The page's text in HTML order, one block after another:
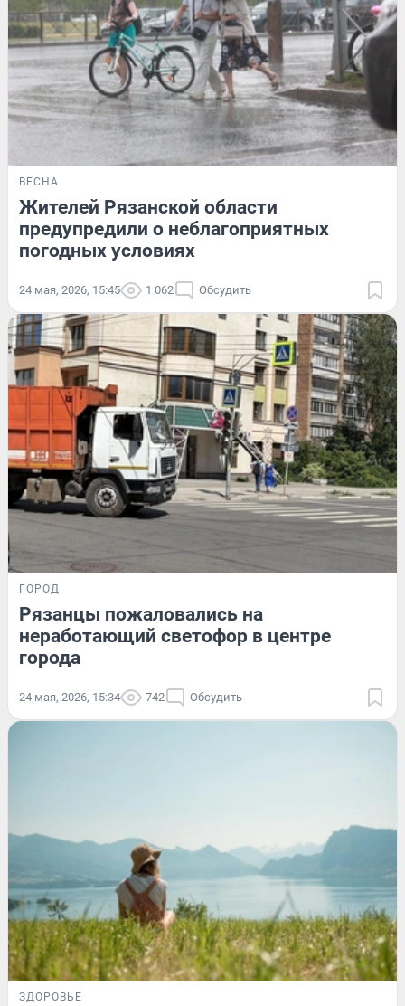
ВЕСНА
Жителей Рязанской области
предупредили о неблагоприятных
погодных условиях
24 мая, 2026, 15:45 1 062 Обсудить
ГОРОД
Рязанцы пожаловались на
неработающий светофор в центре
города
24 мая, 2026, 15:34 742 Обсудить
ЗДОРОВЬЕ